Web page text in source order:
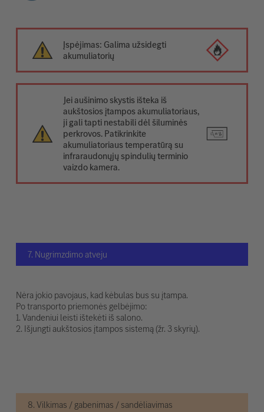
Įspėjimas: Galima užsidegti
akumuliatorių
Jei aušinimo skystis išteka iš
aukštosios įtampos akumuliatoriaus,
ji gali tapti nestabili dėl šiluminės
perkrovos. Patikrinkite
akumuliatoriaus temperatūrą su
infraraudonųjų spindulių terminio
vaizdo kamera.
7. Nugrimzdimo atveju
Nėra jokio pavojaus, kad kėbulas bus su įtampa.
Po transporto priemonės gelbėjimo:
1. Vandeniui leisti ištekėti iš salono.
2. Išjungti aukštosios įtampos sistemą (žr. 3 skyrių).
8. Vilkimas / gabenimas / sandėliavimas